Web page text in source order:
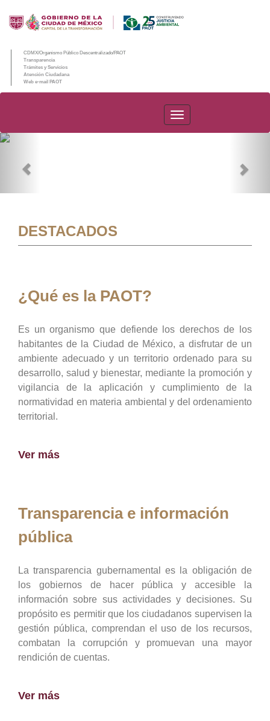
CDMX/Organismo Público Descentralizado/PAOT
Transparencia
Trámites y Servicios
Atención Ciudadana
Web e-mail PAOT
PAOT
DESTACADOS
¿Qué es la PAOT?
Es un organismo que defiende los derechos de los
habitantes de la Ciudad de México, a disfrutar de un
ambiente adecuado y un territorio ordenado para su
desarrollo, salud y bienestar, mediante la promoción y
vigilancia de la aplicación y cumplimiento de la
normatividad en materia ambiental y del ordenamiento
territorial.
Ver más
Transparencia e información
pública
La transparencia gubernamental es la obligación de
los gobiernos de hacer pública y accesible la
información sobre sus actividades y decisiones. Su
propósito es permitir que los ciudadanos supervisen la
gestión pública, comprendan el uso de los recursos,
combatan la corrupción y promuevan una mayor
rendición de cuentas.
Ver más